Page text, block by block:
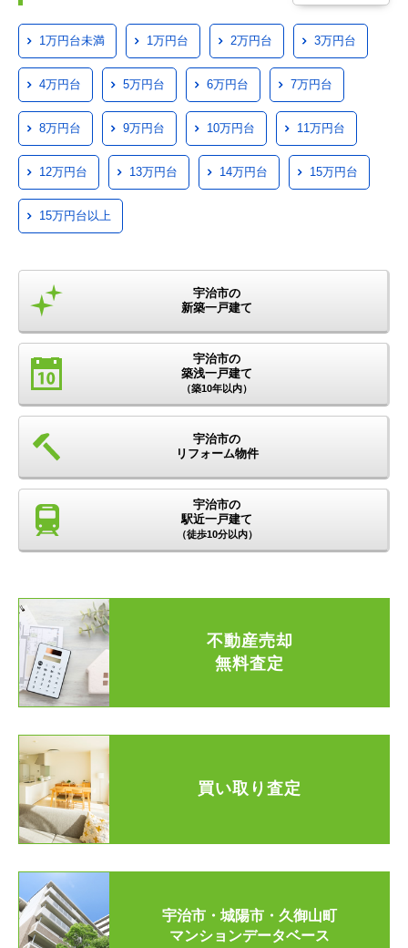
1万円台未満 1万円台 2万円台 3万円台
4万円台 5万円台 6万円台 7万円台
8万円台 9万円台 10万円台 11万円台
12万円台 13万円台 14万円台 15万円台
15万円台以上
宇治市の
新築一戸建て
宇治市の
築浅一戸建て
（築10年以内）
宇治市の
リフォーム物件
宇治市の
駅近一戸建て
（徒歩10分以内）
不動産売却
無料査定
買い取り査定
宇治市・城陽市・久御山町
マンションデータベース